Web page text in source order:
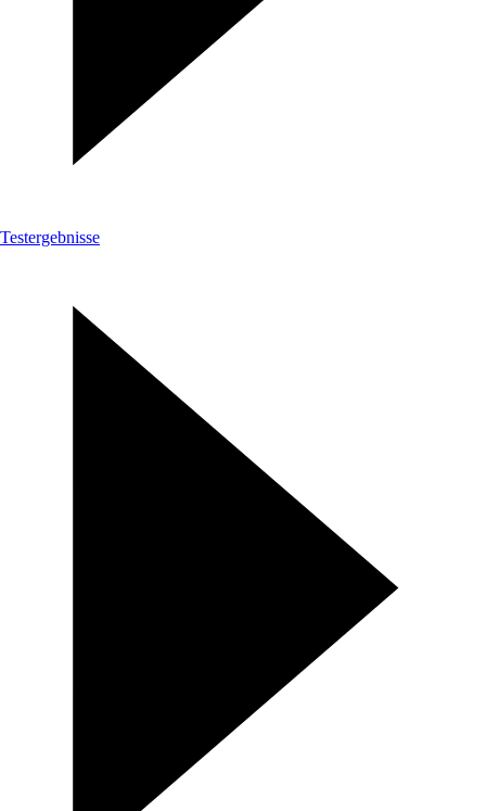
Testergebnisse